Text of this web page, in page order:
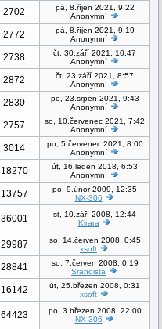
2702
pá, 8.říjen 2021, 9:22
Anonymní
2772
pá, 8.říjen 2021, 9:19
Anonymní
2738
čt, 30.září 2021, 10:47
Anonymní
2872
čt, 23.září 2021, 8:57
Anonymní
2830
po, 23.srpen 2021, 9:43
Anonymní
2757
so, 10.červenec 2021, 7:42
Anonymní
3014
po, 5.červenec 2021, 8:00
Anonymní
18270
út, 16.leden 2018, 6:53
Anonymní
13757
po, 9.únor 2009, 12:35
NX-306
36001
st, 10.září 2008, 12:44
Kirara
29987
so, 14.červen 2008, 0:45
xsoft
28841
so, 7.červen 2008, 0:19
Srandista
16142
út, 25.březen 2008, 0:31
xsoft
64423
po, 3.březen 2008, 22:00
NX-306